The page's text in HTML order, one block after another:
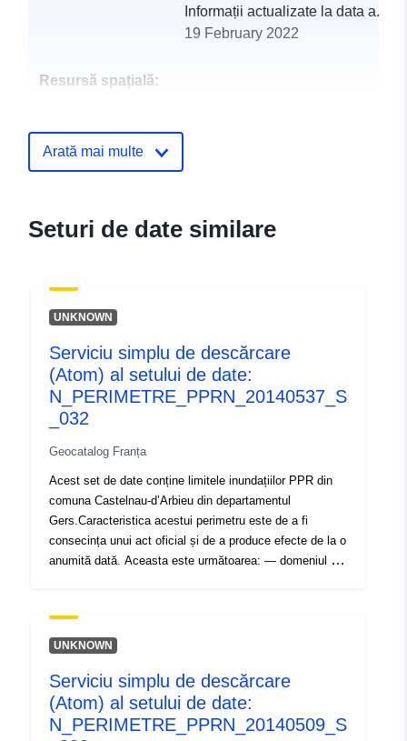
Informații actualizate la data
19 February 2022
Resursă spațială:
24561098f9a3
Tip:
Resursă:
http://inspire.ec.europa.eu/
codelist/ResourceType/services
Arată mai multe
Seturi de date similare
UNKNOWN
Serviciu simplu de descărcare
(Atom) al setului de date:
N_PERIMETRE_PPRN_20140537_S
_032
Geocatalog Franța
Acest set de date conține limitele inundațiilor PPR din
comuna Castelnau-d’Arbieu din departamentul
Gers.Caracteristica acestui perimetru este de a fi
consecința unui act oficial și de a produce efecte de la o
anumită dată. Aceasta este următoarea: — domeniul de
risc care corespunde domeniului de aplicare reglementat
de PPR aprobat.Acest perimetru aprobat este o
care corespunde anvelopei în care au fost studiate
pericolele. Acest set de date conține limitele inundațiilor
PPR din comuna Castelnau-d’Arbieu din departamentul
UNKNOWN
Serviciu simplu de descărcare
(Atom) al setului de date:
N_PERIMETRE_PPRN_20140509_S